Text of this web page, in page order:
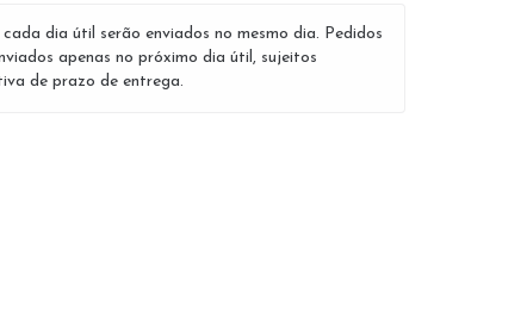
dia útil serão enviados no mesmo dia. Pedidos
apenas no próximo dia útil, sujeitos
de prazo de entrega.